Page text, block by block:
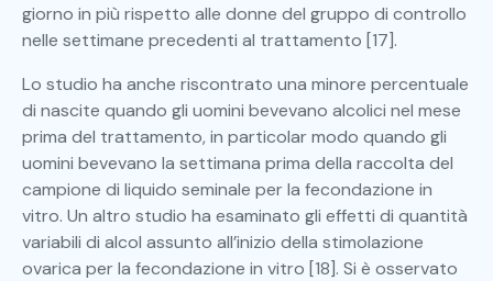
giorno in più rispetto alle donne del gruppo di controllo
nelle settimane precedenti al trattamento [17].
Lo studio ha anche riscontrato una minore percentuale
di nascite quando gli uomini bevevano alcolici nel mese
prima del trattamento, in particolar modo quando gli
uomini bevevano la settimana prima della raccolta del
campione di liquido seminale per la fecondazione in
vitro. Un altro studio ha esaminato gli effetti di quantità
variabili di alcol assunto all’inizio della stimolazione
ovarica per la fecondazione in vitro [18]. Si è osservato